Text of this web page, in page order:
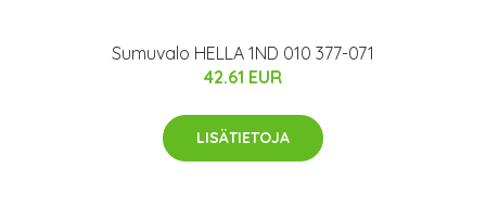
Sumuvalo HELLA 1ND 010 377-071
42.61 EUR
LISÄTIETOJA